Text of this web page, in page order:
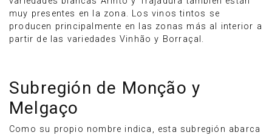
muy presentes en la zona. Los vinos tintos se
producen principalmente en las zonas más al interior a
partir de las variedades Vinhão y Borraçal.
Subregión de Monção y
Melgaço
Como su propio nombre indica, esta subregión abarca